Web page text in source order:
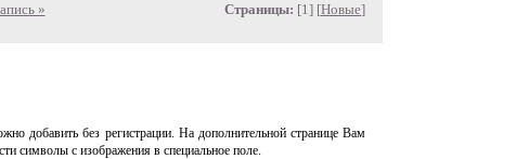
» Страницы: [1] [Новые]
добавить без регистрации. На дополнительной странице Вам
символы с изображения в специальное поле.